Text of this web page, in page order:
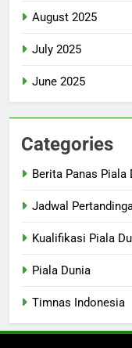
August 2025
July 2025
June 2025
Categories
Berita Panas Piala
Jadwal
Kualifikasi Piala
Piala Dunia
Timnas Indonesia